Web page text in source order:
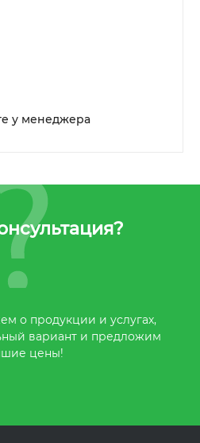
у менеджера
о продукции и услугах,
вариант и предложим
цены!